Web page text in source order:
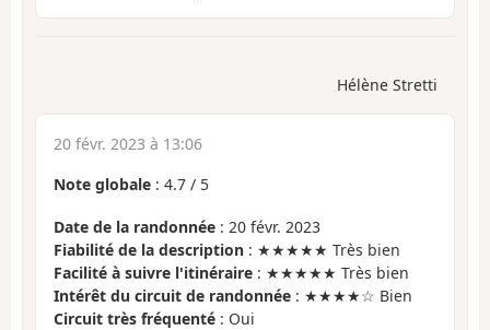
Hélène Stretti
20 févr. 2023 à 13:06
Note globale : 4.7 / 5
Date de la randonnée : 20 févr. 2023
Fiabilité de la description : ★★★★★ Très bien
Facilité à suivre l'itinéraire : ★★★★★ Très bien
Intérêt du circuit de randonnée : ★★★★☆ Bien
Circuit très fréquenté : Oui